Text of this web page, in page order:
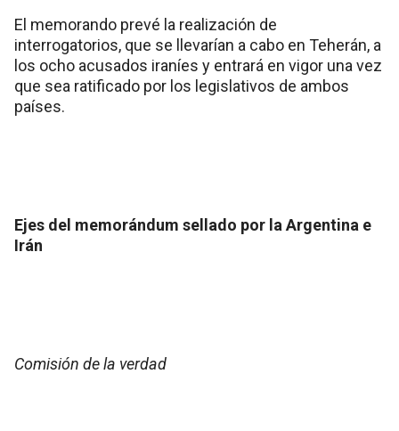
El memorando prevé la realización de
interrogatorios, que se llevarían a cabo en Teherán, a
los ocho acusados iraníes y entrará en vigor una vez
que sea ratificado por los legislativos de ambos
países.
Ejes del memorándum sellado por la Argentina e
Irán
Comisión de la verdad